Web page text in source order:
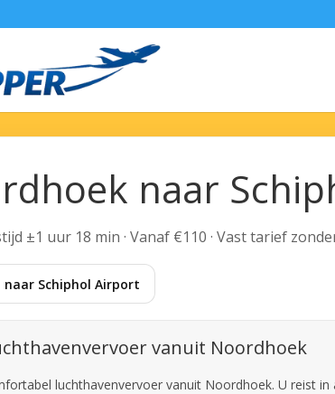
naar
±1 uur 18 min · Vanaf €110 · Vast tarief
naar Schiphol Airport
vanuit Noordhoek
luchthavenvervoer vanuit Noordhoek. U reist in